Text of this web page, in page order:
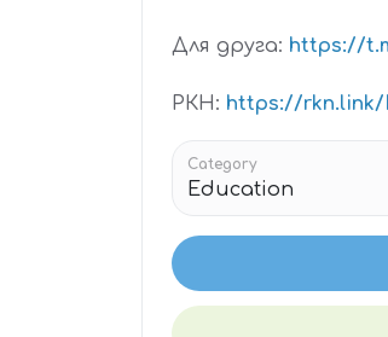
Для друга: https://
РКН: https://rkn.link/
Category
Education